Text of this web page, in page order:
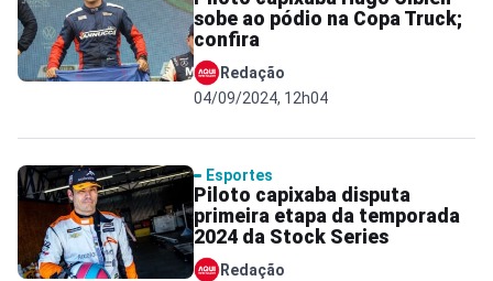
sobe ao pódio na Copa Truck;
confira
Redação
04/09/2024, 12h04
Esportes
Piloto capixaba disputa
primeira etapa da temporada
2024 da Stock Series
Redação